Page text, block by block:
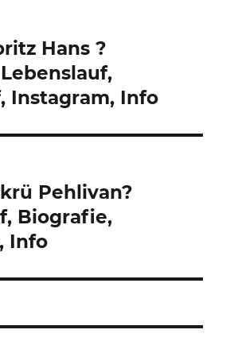
Hans ?
Instagram, Info
Pehlivan?
Biografie,
Info